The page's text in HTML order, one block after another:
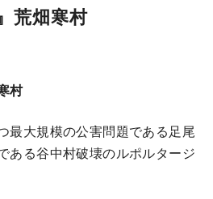
荒畑寒村
村
最大規模の公害問題である足尾
ある谷中村破壊のルポルタージ